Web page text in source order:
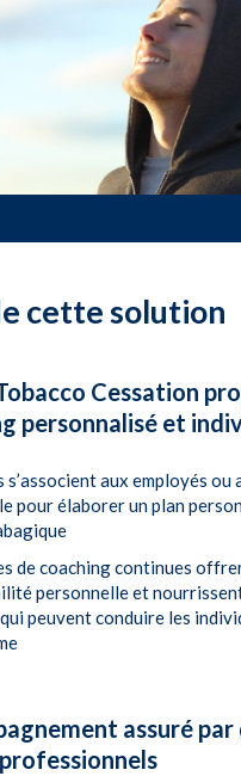
cette solution
Cessation
personnalisé et
s’associent aux employés ou
pour élaborer un plan
de coaching continues
personnelle et
peuvent conduire les
assuré par